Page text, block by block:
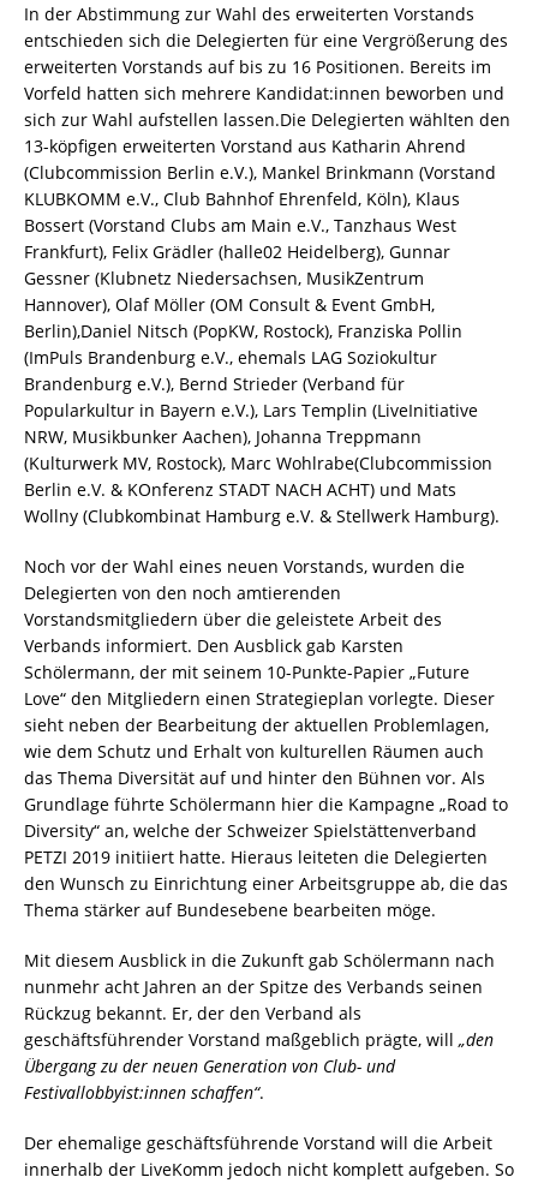
In der Abstimmung zur Wahl des erweiterten Vorstands
entschieden sich die Delegierten für eine Vergrößerung des
erweiterten Vorstands auf bis zu 16 Positionen. Bereits im
Vorfeld hatten sich mehrere Kandidat:innen beworben und
sich zur Wahl aufstellen lassen.Die Delegierten wählten den
13-köpfigen erweiterten Vorstand aus Katharin Ahrend
(Clubcommission Berlin e.V.), Mankel Brinkmann (Vorstand
KLUBKOMM e.V., Club Bahnhof Ehrenfeld, Köln), Klaus
Bossert (Vorstand Clubs am Main e.V., Tanzhaus West
Frankfurt), Felix Grädler (halle02 Heidelberg), Gunnar
Gessner (Klubnetz Niedersachsen, MusikZentrum
Hannover), Olaf Möller (OM Consult & Event GmbH,
Berlin),Daniel Nitsch (PopKW, Rostock), Franziska Pollin
(ImPuls Brandenburg e.V., ehemals LAG Soziokultur
Brandenburg e.V.), Bernd Strieder (Verband für
Popularkultur in Bayern e.V.), Lars Templin (LiveInitiative
NRW, Musikbunker Aachen), Johanna Treppmann
(Kulturwerk MV, Rostock), Marc Wohlrabe(Clubcommission
Berlin e.V. & KOnferenz STADT NACH ACHT) und Mats
Wollny (Clubkombinat Hamburg e.V. & Stellwerk Hamburg).
Noch vor der Wahl eines neuen Vorstands, wurden die
Delegierten von den noch amtierenden
Vorstandsmitgliedern über die geleistete Arbeit des
Verbands informiert. Den Ausblick gab Karsten
Schölermann, der mit seinem 10-Punkte-Papier „Future
Love“ den Mitgliedern einen Strategieplan vorlegte. Dieser
sieht neben der Bearbeitung der aktuellen Problemlagen,
wie dem Schutz und Erhalt von kulturellen Räumen auch
das Thema Diversität auf und hinter den Bühnen vor. Als
Grundlage führte Schölermann hier die Kampagne „Road to
Diversity“ an, welche der Schweizer Spielstättenverband
PETZI 2019 initiiert hatte. Hieraus leiteten die Delegierten
den Wunsch zu Einrichtung einer Arbeitsgruppe ab, die das
Thema stärker auf Bundesebene bearbeiten möge.
Mit diesem Ausblick in die Zukunft gab Schölermann nach
nunmehr acht Jahren an der Spitze des Verbands seinen
Rückzug bekannt. Er, der den Verband als
geschäftsführender Vorstand maßgeblich prägte, will „den
Übergang zu der neuen Generation von Club- und
Festivallobbyist:innen schaffen“.
Der ehemalige geschäftsführende Vorstand will die Arbeit
innerhalb der LiveKomm jedoch nicht komplett aufgeben. So